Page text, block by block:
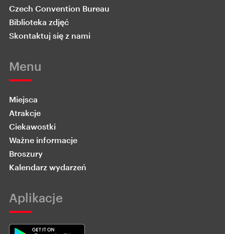
Czech Convention Bureau
Biblioteka zdjęć
Skontaktuj się z nami
Menu
Miejsca
Atrakcje
Ciekawostki
Ważne informacje
Broszury
Kalendarz wydarzeń
Aplikacje